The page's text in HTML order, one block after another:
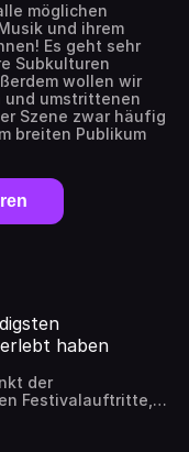
möglichen
und ihrem
Es geht sehr
Subkulturen
wollen wir
und umstrittenen
Szene zwar häufig
breiten Publikum
haben
der
Festivalauftritte,
haben. Nicht
Auftritte aller